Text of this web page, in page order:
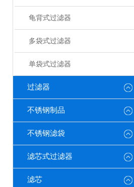
龟背式过滤器
多袋式过滤器
单袋式过滤器
过滤器
不锈钢制品
不锈钢滤袋
滤芯式过滤器
滤芯